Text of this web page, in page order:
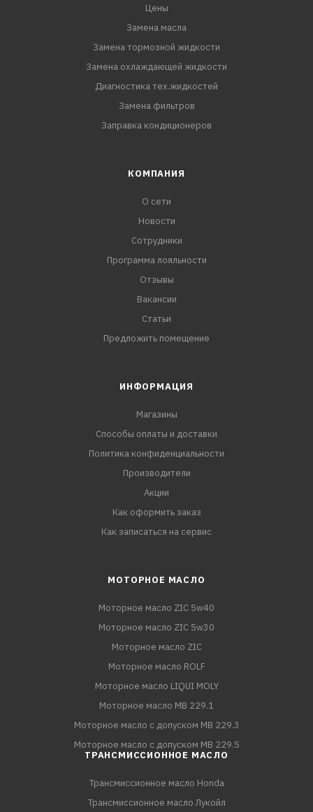
Цены
Замена масла
Замена тормозной жидкости
Замена охлаждающей жидкости
Диагностика тех.жидкостей
Замена фильтров
Заправка кондиционеров
КОМПАНИЯ
О сети
Новости
Сотрудники
Программа лояльности
Отзывы
Вакансии
Статьи
Предложить помещение
ИНФОРМАЦИЯ
Магазины
Способы оплаты и доставки
Политика конфиденциальности
Производители
Акции
Как оформить заказ
Как записаться на сервис
МОТОРНОЕ МАСЛО
Моторное масло ZIC 5w40
Моторное масло ZIC 5w30
Моторное масло ZIC
Моторное масло ROLF
Моторное масло LIQUI MOLY
Моторное масло MB 229.1
Моторное масло с допуском MB 229.3
Моторное масло с допуском MB 229.5
ТРАНСМИССИОННОЕ МАСЛО
Трансмиссионное масло Honda
Трансмиссионное масло Лукойл